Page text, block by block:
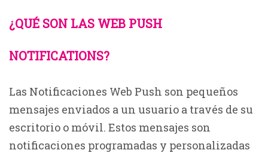
¿QUÉ SON LAS WEB PUSH
NOTIFICATIONS?
Las Notificaciones Web Push son pequeños
mensajes enviados a un usuario a través de su
escritorio o móvil. Estos mensajes son
notificaciones programadas y personalizadas